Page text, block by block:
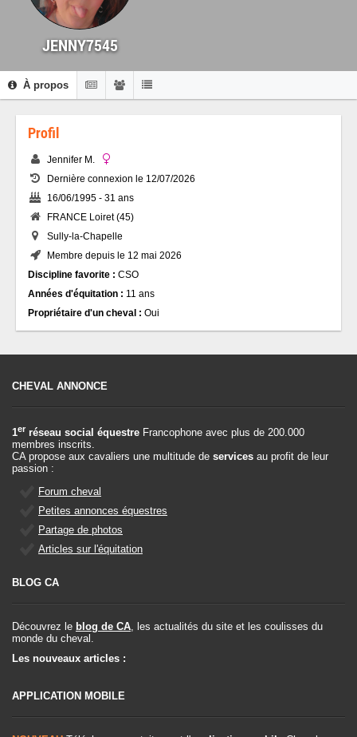
JENNY7545
À propos
Profil
Jennifer M.
Dernière connexion le 12/07/2026
16/06/1995 - 31 ans
FRANCE Loiret (45)
Sully-la-Chapelle
Membre depuis le 12 mai 2026
Discipline favorite : CSO
Années d'équitation : 11 ans
Propriétaire d'un cheval : Oui
CHEVAL ANNONCE
1er réseau social équestre Francophone avec plus de 200.000
membres inscrits.
CA propose aux cavaliers une multitude de services au profit de leur
passion :
Forum cheval
Petites annonces équestres
Partage de photos
Articles sur l'équitation
BLOG CA
Découvrez le blog de CA, les actualités du site et les coulisses du
monde du cheval.
Les nouveaux articles :
APPLICATION MOBILE